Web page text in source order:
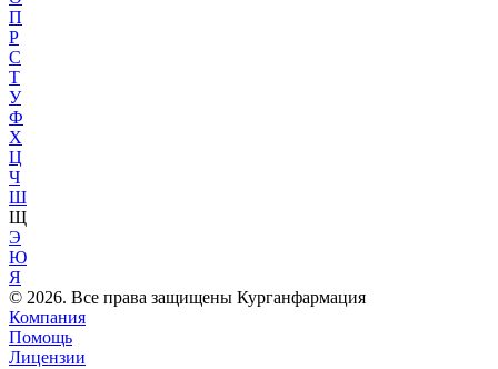
П
Р
С
Т
У
Ф
Х
Ц
Ч
Ш
Щ
Э
Ю
Я
© 2026. Все права защищены Курганфармация
Компания
Помощь
Лицензии